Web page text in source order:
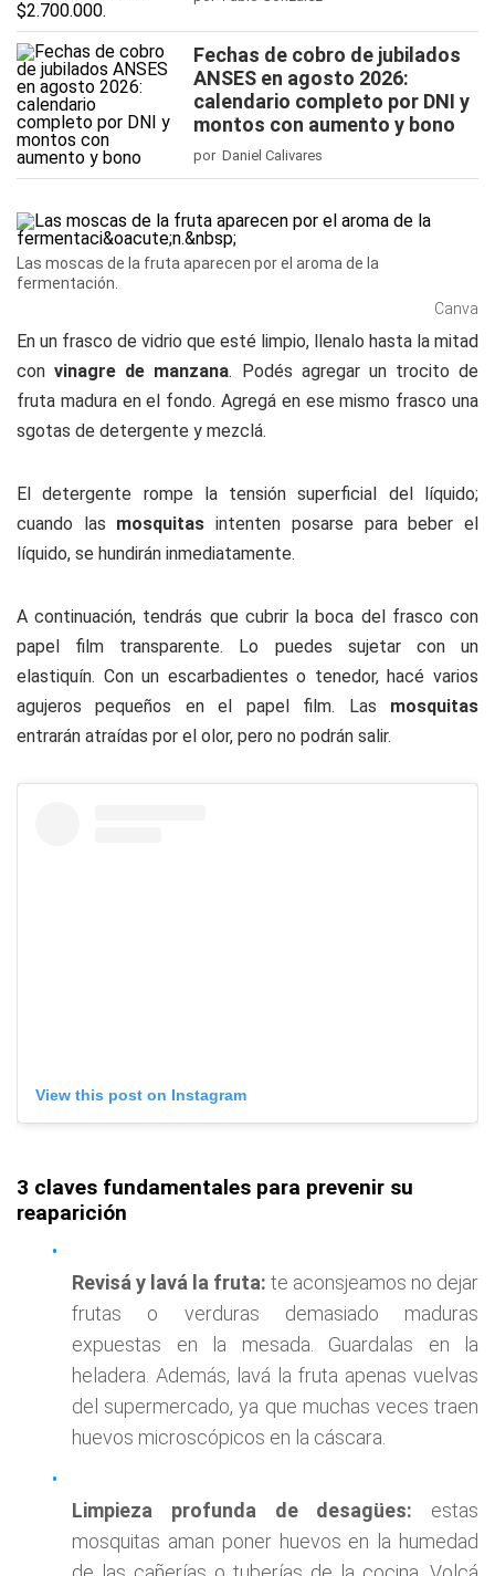
Fechas de cobro de jubilados
ANSES en agosto 2026:
calendario completo por DNI y
montos con aumento y bono
por Daniel Calivares
Las moscas de la fruta aparecen por el aroma de la
fermentación.
Canva
En un frasco de vidrio que esté limpio, llenalo hasta la mitad
convinagre de manzana. Podés agregar un trocito de
fruta madura en el fondo. Agregá en ese mismo frasco una
sgotas de detergente y mezclá.
El detergente rompe la tensión superficial del líquido;
cuando las mosquitasintenten posarse para beber el
líquido, se hundirán inmediatamente.
A continuación, tendrás que cubrir la boca del frasco con
papel film transparente. Lo puedes sujetar con un
elastiquín. Con un escarbadientes o tenedor, hacé varios
agujeros pequeños en el papel film. Las mosquitas
entrarán atraídas por el olor, pero no podrán salir.
View this post on Instagram
3 claves fundamentales para prevenir su
reaparición
Revisá y lavá la fruta: te aconsjeamos no dejar
frutas o verduras demasiado maduras
expuestas en la mesada. Guardalas en la
heladera. Además, lavá la fruta apenas vuelvas
del supermercado, ya que muchas veces traen
huevos microscópicos en la cáscara.
Limpieza profunda de desagües: estas
mosquitas aman poner huevos en la humedad